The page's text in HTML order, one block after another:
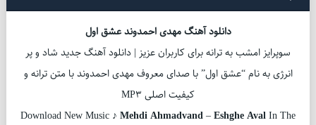
دانلود آهنگ مهدی احمدوند عشق اول
سوپرایز امشب به ترانه برای کاربران عزیز | دانلود آهنگ جدید شاد و پر
انرژی به نام “عشق اول” با صدای معروف مهدی احمدوند با متن ترانه و
کیفیت اصلی MP3
Download New Music ♪ Mehdi Ahmadvand–Eshghe AvalIn The